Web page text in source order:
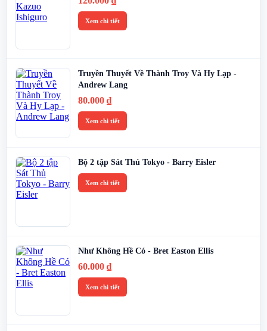
Xem chi tiết
Truyền Thuyết Về Thành Troy Và Hy Lạp -
Andrew Lang
80.000 ₫
Xem chi tiết
Bộ 2 tập Sát Thủ Tokyo - Barry Eisler
Xem chi tiết
Như Không Hề Có - Bret Easton Ellis
60.000 ₫
Xem chi tiết